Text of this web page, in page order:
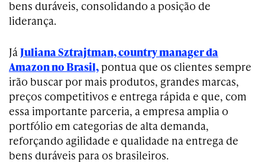
bens duráveis, consolidando a posição de
liderança.
Já Juliana Sztrajtman, country manager da
Amazon no Brasil, pontua que os clientes sempre
irão buscar por mais produtos, grandes marcas,
preços competitivos e entrega rápida e que, com
essa importante parceria, a empresa amplia o
portfólio em categorias de alta demanda,
reforçando agilidade e qualidade na entrega de
bens duráveis para os brasileiros.